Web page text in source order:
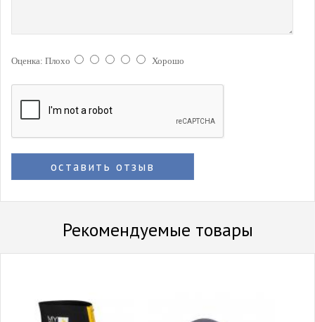
Оценка: Плохо Хорошо
оставить отзыв
Рекомендуемые товары